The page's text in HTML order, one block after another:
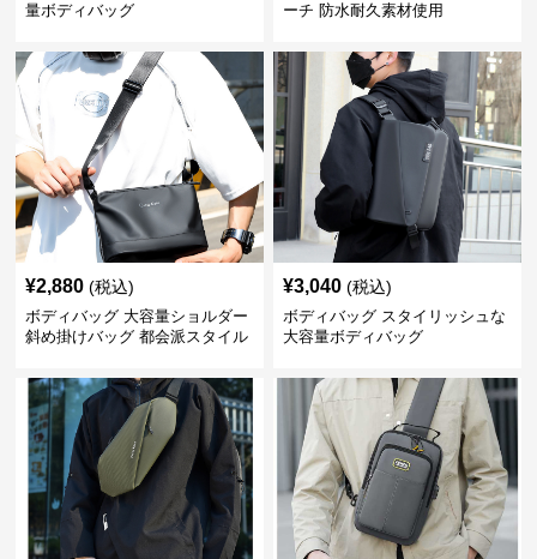
量ボディバッグ
ーチ 防水耐久素材使用
¥2,880 (税込)
ボディバッグ 大容量ショルダー
斜め掛けバッグ 都会派スタイル
¥3,040 (税込)
ボディバッグ スタイリッシュな
大容量ボディバッグ